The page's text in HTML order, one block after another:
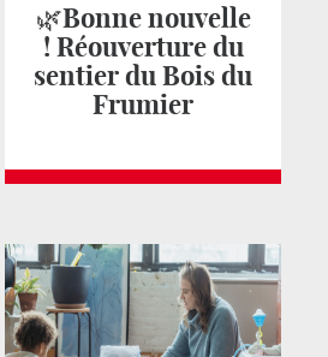
🌿Bonne nouvelle
! Réouverture du
sentier du Bois du
Frumier